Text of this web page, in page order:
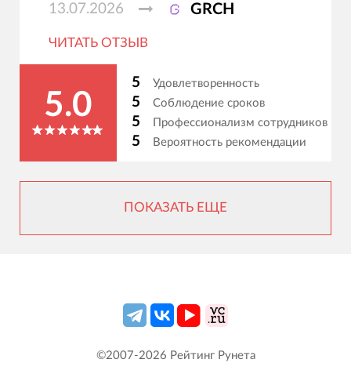
13.07.2026 GRCH
ЧИТАТЬ ОТЗЫВ
5.0
5 Удовлетворенность
5 Соблюдение сроков
5 Профессионализм сотрудников
5 Вероятность рекомендации
ПОКАЗАТЬ ЕЩЕ
©2007-2026 Рейтинг Рунета